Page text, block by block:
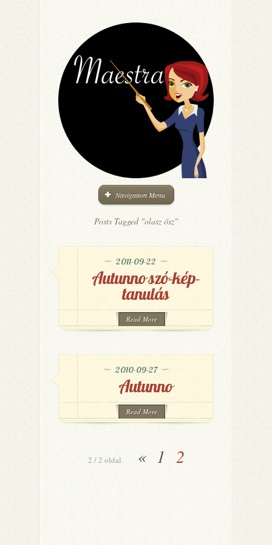
Navigation Menu
Posts Tagged "olasz ősz"
2011-09-22
Autunno szó-kép-
tanulás
Read More
2010-09-27
Autunno
Read More
2 / 2 oldal « 1 2